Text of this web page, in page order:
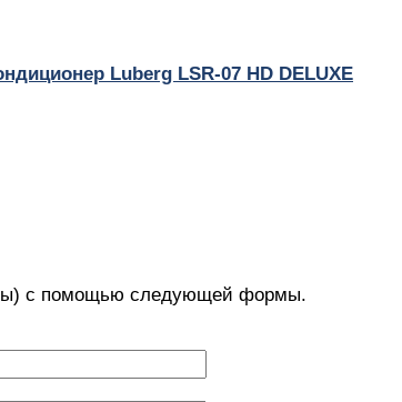
Luberg LSR-07 HD DELUXE
с помощью следующей формы.